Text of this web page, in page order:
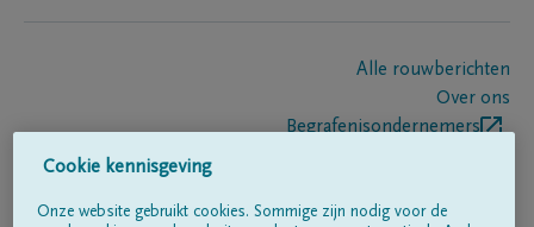
Alle rouwberichten
Over ons
Begrafenisondernemers
Cookie kennisgeving
Onze website gebruikt cookies. Sommige zijn nodig voor de